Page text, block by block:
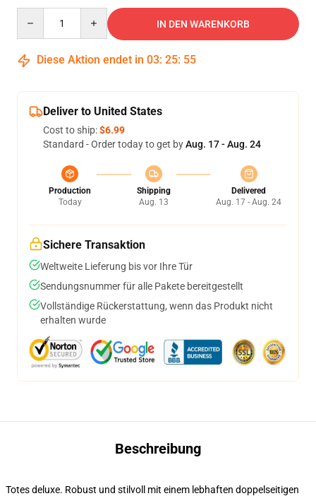
IN DEN WARENKORB
Diese Aktion endet in 03: 25: 54
Deliver to United States
Cost to ship:$6.99
Standard - Order today to get byAug. 17 - Aug. 24
Production
Today
Shipping
Aug. 13
Delivered
Aug. 17 - Aug. 24
Sichere Transaktion
Weltweite Lieferung bis vor Ihre Tür
Sendungsnummer für alle Pakete bereitgestellt
Vollständige Rückerstattung, wenn das Produkt nicht
erhalten wurde
Beschreibung
Totes deluxe. Robust und stilvoll mit einem lebhaften doppelseitigen